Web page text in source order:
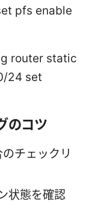
pfs enable
router static
24 set
のコツ
チェックリ
状態を確認